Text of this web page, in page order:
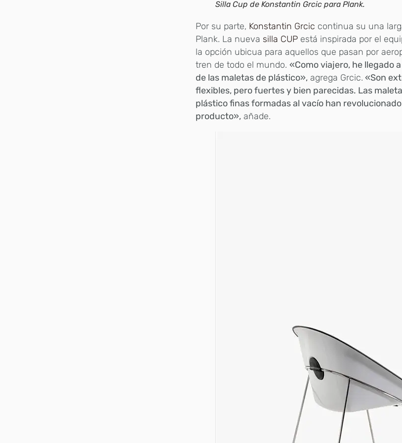
Silla Cup de Konstantin Grcic para Plank.
Por su parte, Konstantin Grcic continua su una
Plank. La nueva silla CUP está inspirada por el
la opción ubicua para aquellos que pasan por
tren de todo el mundo.«Como viajero, he llegado
de las maletas de plástico», agrega Grcic. «Son
flexibles, pero fuertes y bien parecidas. Las
plástico finas formadas al vacío han
producto», añade.